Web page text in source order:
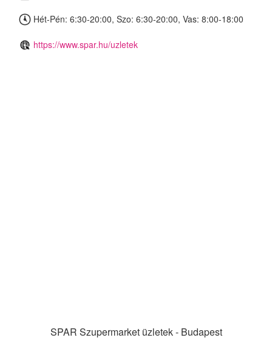
Hét-Pén: 6:30-20:00, Szo: 6:30-20:00, Vas: 8:00-18:00
https://www.spar.hu/uzletek
SPAR Szupermarket üzletek - Budapest